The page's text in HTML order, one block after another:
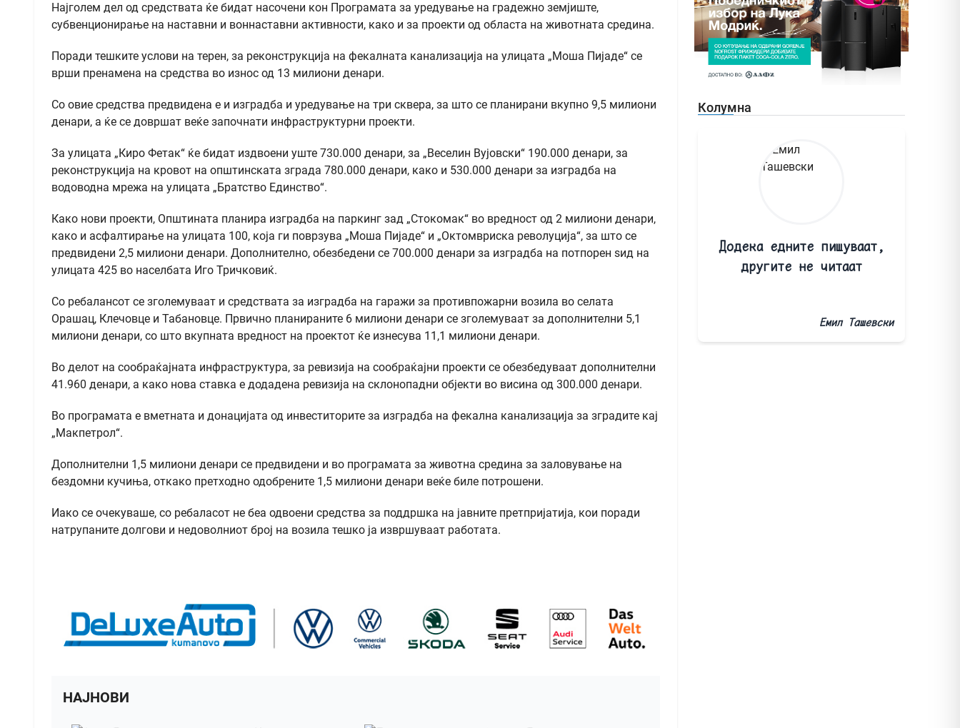
Најголем дел од средствата ќе бидат насочени кон Програмата за уредување на градежно земјиште,
субвенционирање на наставни и воннаставни активности, како и за проекти од областа на животната средина.
Поради тешките услови на терен, за реконструкција на фекалната канализација на улицата „Моша Пијаде“ се
врши пренамена на средства во износ од 13 милиони денари.
Со овие средства предвидена е и изградба и уредување на три сквера, за што се планирани вкупно 9,5 милиони
денари, а ќе се довршат веќе започнати инфраструктурни проекти.
За улицата „Киро Фетак“ ќе бидат издвоени уште 730.000 денари, за „Веселин Вујовски“ 190.000 денари, за
реконструкција на кровот на општинската зграда 780.000 денари, како и 530.000 денари за изградба на
водоводна мрежа на улицата „Братство Единство“.
Како нови проекти, Општината планира изградба на паркинг зад „Стокомак“ во вредност од 2 милиони денари,
како и асфалтирање на улицата 100, која ги поврзува „Моша Пијаде“ и „Октомвриска револуција“, за што се
предвидени 2,5 милиони денари. Дополнително, обезбедени се 700.000 денари за изградба на потпорен ѕид на
улицата 425 во населбата Иго Тричковиќ.
Со ребалансот се зголемуваат и средствата за изградба на гаражи за противпожарни возила во селата
Орашац, Клечовце и Табановце. Првично планираните 6 милиони денари се зголемуваат за дополнителни 5,1
милиони денари, со што вкупната вредност на проектот ќе изнесува 11,1 милиони денари.
Во делот на сообраќајната инфраструктура, за ревизија на сообраќајни проекти се обезбедуваат дополнителни
41.960 денари, а како нова ставка е додадена ревизија на склонопадни објекти во висина од 300.000 денари.
Во програмата е вметната и донацијата од инвеститорите за изградба на фекална канализација за зградите кај
„Макпетрол“.
Дополнителни 1,5 милиони денари се предвидени и во програмата за животна средина за заловување на
бездомни кучиња, откако претходно одобрените 1,5 милиони денари веќе биле потрошени.
Иако се очекуваше, со ребаласот не беа одвоени средства за поддршка на јавните претпријатија, кои поради
натрупаните долгови и недоволниот број на возила тешко ја извршуваат работата.
НАЈНОВИ
Колумна
Додека едните пишуваат,
другите не читаат
Емил Ташевски